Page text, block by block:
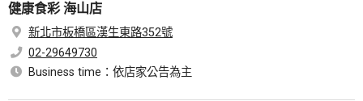
健康食彩 海山店
新北市板橋區漢生東路352號
02-29649730
Business time：依店家公告為主